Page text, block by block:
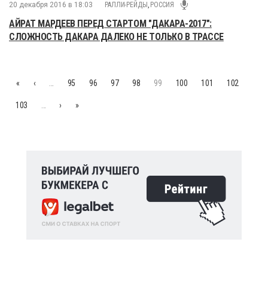
20 декабря 2016 в 18:03 РАЛЛИ-РЕЙДЫ , РОССИЯ
АЙРАТ МАРДЕЕВ ПЕРЕД СТАРТОМ "ДАКАРА-2017":
СЛОЖНОСТЬ ДАКАРА ДАЛЕКО НЕ ТОЛЬКО В ТРАССЕ
« ‹ 95 96 97 98 99 100 101 102
103 › »